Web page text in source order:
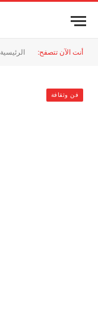
أنت الآن تتصفح: الرئيسية
فن وثقافة